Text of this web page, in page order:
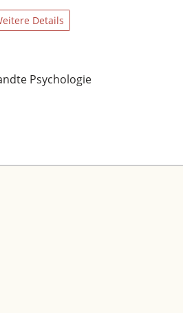
Details
Psychologie